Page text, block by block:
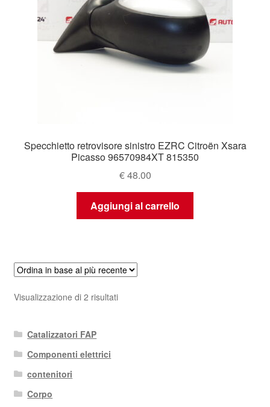
Specchietto retrovisore sinistro EZRC Citroën Xsara
Picasso 96570984XT 815350
€48.00
Aggiungi al carrello
Visualizzazione di 2 risultatiOrdina
Catalizzatori FAP
Componenti elettrici
contenitori
Corpo